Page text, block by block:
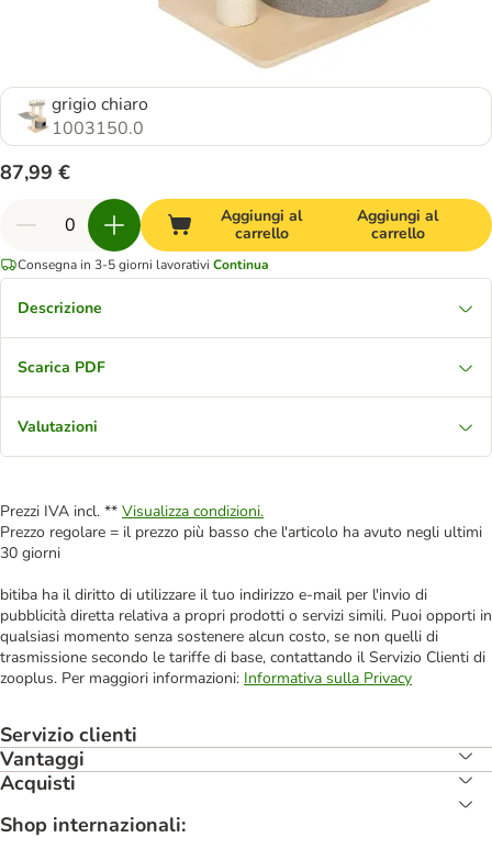
grigio chiaro
1003150.0
87,99 €
Aggiungi al
carrello
Aggiungi al
carrello
Consegna in 3-5 giorni lavorativi Continua
Descrizione
Scarica PDF
Valutazioni
Prezzi IVA incl. ** Visualizza condizioni.
Prezzo regolare = il prezzo più basso che l'articolo ha avuto negli ultimi
30 giorni
bitiba ha il diritto di utilizzare il tuo indirizzo e-mail per l'invio di
pubblicità diretta relativa a propri prodotti o servizi simili. Puoi opporti in
qualsiasi momento senza sostenere alcun costo, se non quelli di
trasmissione secondo le tariffe di base, contattando il Servizio Clienti di
zooplus. Per maggiori informazioni: Informativa sulla Privacy
Servizio clienti
Vantaggi
Acquisti
Shop internazionali: